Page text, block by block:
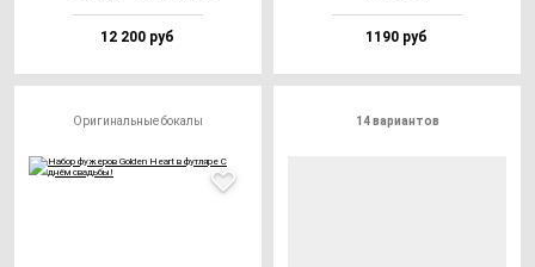
12 200 руб 1190 руб
Оригинальные бокалы 14 вариантов